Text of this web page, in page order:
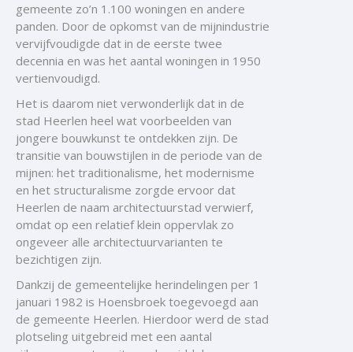
gemeente zo’n 1.100 woningen en andere
panden. Door de opkomst van de mijnindustrie
vervijfvoudigde dat in de eerste twee
decennia en was het aantal woningen in 1950
vertienvoudigd.
Het is daarom niet verwonderlijk dat in de
stad Heerlen heel wat voorbeelden van
jongere bouwkunst te ontdekken zijn. De
transitie van bouwstijlen in de periode van de
mijnen: het traditionalisme, het modernisme
en het structuralisme zorgde ervoor dat
Heerlen de naam architectuurstad verwierf,
omdat op een relatief klein oppervlak zo
ongeveer alle architectuurvarianten te
bezichtigen zijn.
Dankzij de gemeentelijke herindelingen per 1
januari 1982 is Hoensbroek toegevoegd aan
de gemeente Heerlen. Hierdoor werd de stad
plotseling uitgebreid met een aantal